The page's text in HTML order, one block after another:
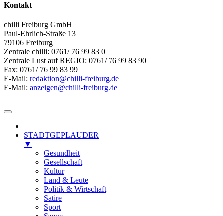
Kontakt
chilli Freiburg GmbH
Paul-Ehrlich-Straße 13
79106 Freiburg
Zentrale chilli: 0761/ 76 99 83 0
Zentrale Lust auf REGIO: 0761/ 76 99 83 90
Fax: 0761/ 76 99 83 99
E-Mail: redaktion@chilli-freiburg.de
E-Mail: anzeigen@chilli-freiburg.de
STADTGEPLAUDER
▼
Gesundheit
Gesellschaft
Kultur
Land & Leute
Politik & Wirtschaft
Satire
Sport